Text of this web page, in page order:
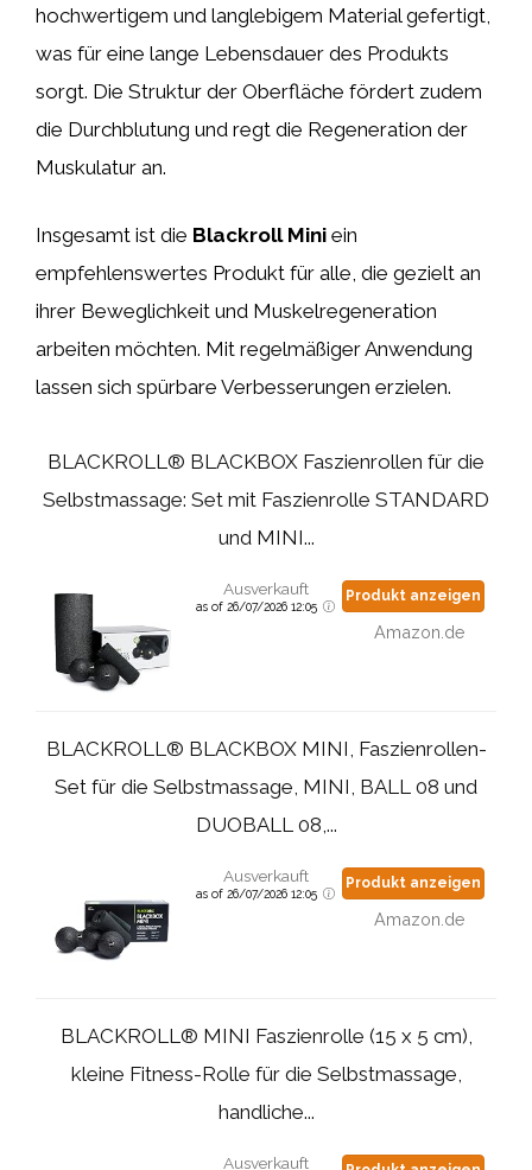
hochwertigem und langlebigem Material gefertigt,
was für eine lange Lebensdauer des Produkts
sorgt. Die Struktur der Oberfläche fördert zudem
die Durchblutung und regt die Regeneration der
Muskulatur an.
Insgesamt ist die Blackroll Mini ein
empfehlenswertes Produkt für alle, die gezielt an
ihrer Beweglichkeit und Muskelregeneration
arbeiten möchten. Mit regelmäßiger Anwendung
lassen sich spürbare Verbesserungen erzielen.
BLACKROLL® BLACKBOX Faszienrollen für die
Selbstmassage: Set mit Faszienrolle STANDARD
und MINI...
Ausverkauft
as of 26/07/2026 12:05
Produkt anzeigen
Amazon.de
BLACKROLL® BLACKBOX MINI, Faszienrollen-
Set für die Selbstmassage, MINI, BALL 08 und
DUOBALL 08,...
Ausverkauft
as of 26/07/2026 12:05
Produkt anzeigen
Amazon.de
BLACKROLL® MINI Faszienrolle (15 x 5 cm),
kleine Fitness-Rolle für die Selbstmassage,
handliche...
Ausverkauft